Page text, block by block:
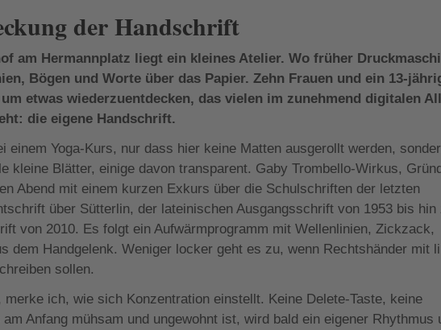
der Handschrift
am Hermannplatz liegt ein kleines Atelier. Wo früher
Bögen und Worte über das Papier. Zehn Frauen und ein 13-
etwas wiederzuentdecken, das vielen im zunehmend digitalen
die eigene Handschrift.
einem Yoga-Kurs, nur dass hier keine Matten ausgerollt werden,
kleine Blätter, einige davon transparent. Gaby Trombello-Wirkus,
Abend mit einem kurzen Exkurs über die Schulschriften der letzten
über Sütterlin, der lateinischen Ausgangsschrift von 1953 bis hin
von 2010. Es folgt ein Aufwärmprogramm mit Wellenlinien, Zickzack,
dem Handgelenk. Weniger locker geht es zu, wenn Rechtshänder mit
sollen.
ich, wie sich Konzentration einstellt. Keine Delete-Taste, keine
Anfang mühsam und ungewohnt ist, wird bald ein eigener Rhythmus